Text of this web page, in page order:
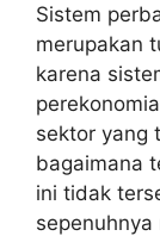
Sistem
merupakan
karena
sektor yang
bagaimana
ini tidak